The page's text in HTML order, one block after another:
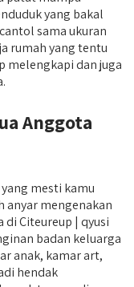
yang bakal
sama ukuran
rumah yang tentu
melengkapi dan juga
Anggota
mesti kamu
anyar mengenakan
Citeureup | qyusi
badan keluarga
anak, kamar art,
hendak